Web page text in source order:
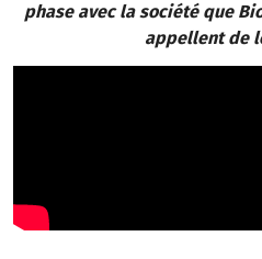
phase avec la société que
appellent de